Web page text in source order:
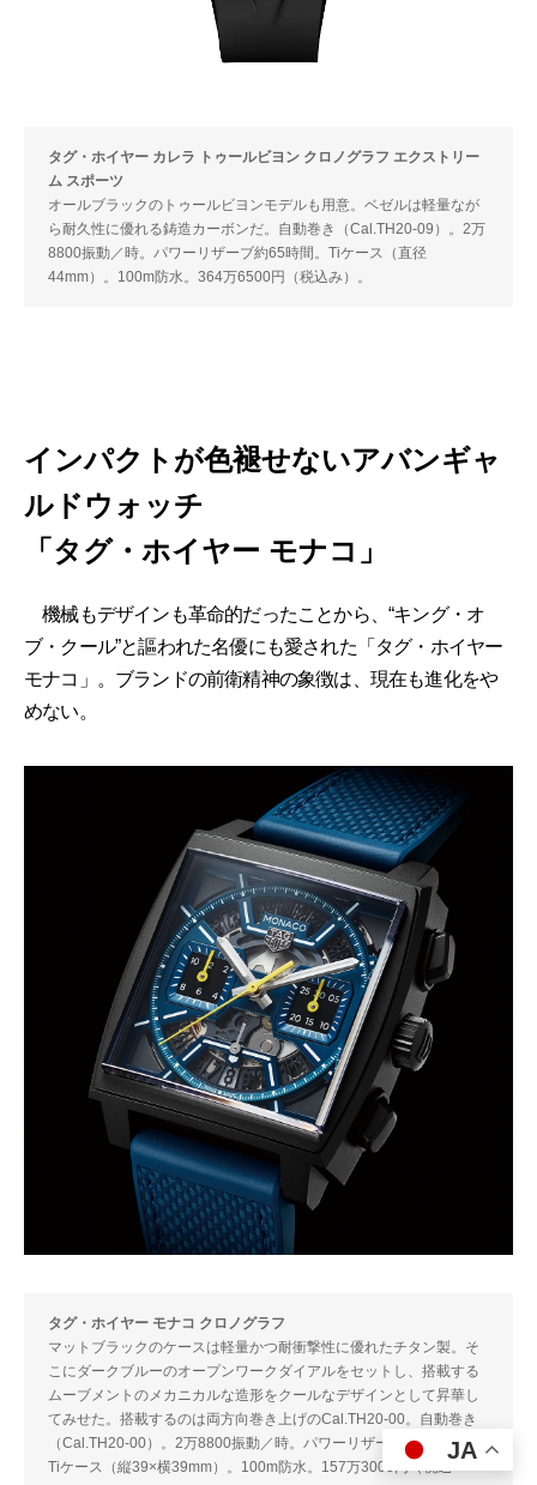
タグ・ホイヤー カレラ トゥールビヨン クロノグラフ エクストリー
ム スポーツ
オールブラックのトゥールビヨンモデルも用意。ベゼルは軽量なが
ら耐久性に優れる鋳造カーボンだ。自動巻き（Cal.TH20-09）。2万
8800振動／時。パワーリザーブ約65時間。Tiケース（直径
44mm）。100m防水。364万6500円（税込み）。
インパクトが色褪せないアバンギャ
ルドウォッチ
「タグ・ホイヤー モナコ」
機械もデザインも革命的だったことから、“キング・オ
ブ・クール”と謳われた名優にも愛された「タグ・ホイヤー
モナコ」。ブランドの前衛精神の象徴は、現在も進化をや
めない。
タグ・ホイヤー モナコ クロノグラフ
マットブラックのケースは軽量かつ耐衝撃性に優れたチタン製。そ
こにダークブルーのオープンワークダイアルをセットし、搭載する
ムーブメントのメカニカルな造形をクールなデザインとして昇華し
てみせた。搭載するのは両方向巻き上げのCal.TH20-00。自動巻き
（Cal.TH20-00）。2万8800振動／時。パワーリザーブ約80時間。
Tiケース（縦39×横39mm）。100m防水。157万3000円（税込
JA